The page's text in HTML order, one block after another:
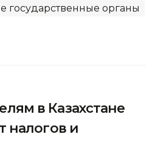
государственные органы
в Казахстане
налогов и